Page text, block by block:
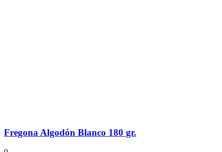
Fregona Algodón Blanco 180 gr.